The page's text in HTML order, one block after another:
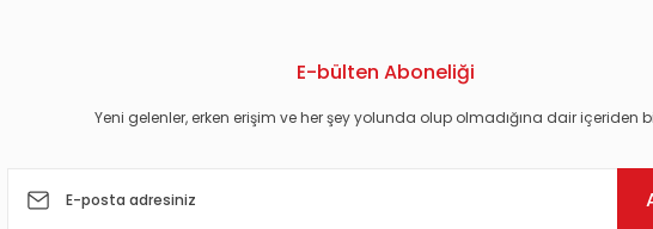
E-bülten Aboneliği
Yeni gelenler, erken erişim ve her şey yolunda olup olmadığına dair içeriden